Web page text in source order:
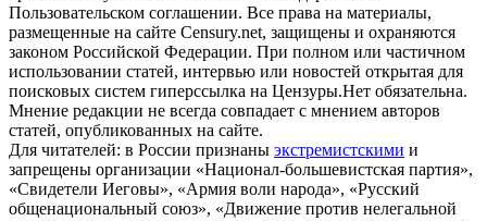
Пользовательском соглашении. Все права на материалы,
размещенные на сайте Censury.net, защищены и охраняются
законом Российской Федерации. При полном или частичном
использовании статей, интервью или новостей открытая для
поисковых систем гиперссылка на Цензуры.Нет обязательна.
Мнение редакции не всегда совпадает с мнением авторов
статей, опубликованных на сайте.
Для читателей: в России признаны экстремистскими и
запрещены организации «Национал-большевистская партия»,
«Свидетели Иеговы», «Армия воли народа», «Русский
общенациональный союз», «Движение против нелегальной